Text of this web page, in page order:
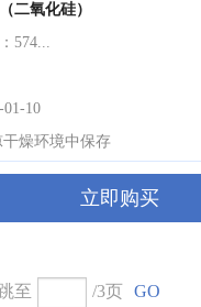
二氧化硅）
574...
10
燥环境中保存
立即购买
至 /3页 GO